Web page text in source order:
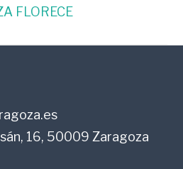
FLORECE
16, 50009 Zaragoza